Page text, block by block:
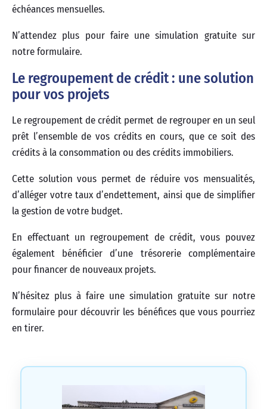
échéances mensuelles.
N’attendez plus pour faire une simulation gratuite sur
notre formulaire.
Le regroupement de crédit : une solution
pour vos projets
Le regroupement de crédit permet de regrouper en un seul
prêt l’ensemble de vos crédits en cours, que ce soit des
crédits à la consommation ou des crédits immobiliers.
Cette solution vous permet de réduire vos mensualités,
d’alléger votre taux d’endettement, ainsi que de simplifier
la gestion de votre budget.
En effectuant un regroupement de crédit, vous pouvez
également bénéficier d’une trésorerie complémentaire
pour financer de nouveaux projets.
N’hésitez plus à faire une simulation gratuite sur notre
formulaire pour découvrir les bénéfices que vous pourriez
en tirer.